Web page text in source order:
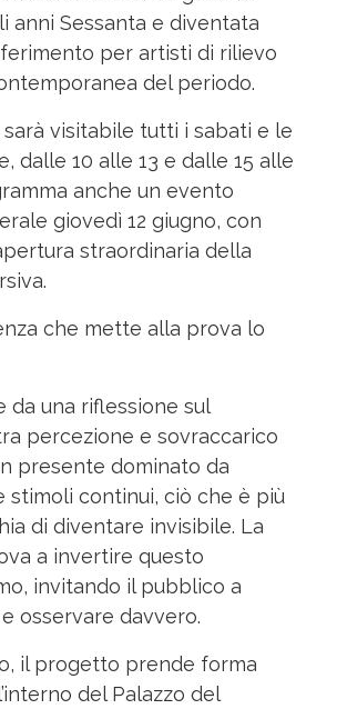
anni Sessanta e diventata
per artisti di rilievo
del periodo.
sarà visitabile tutti i sabati e le
dalle 10 alle 13 e dalle 15 alle
anche un evento
giovedì 12 giugno, con
straordinaria della
che mette alla prova lo
da una riflessione sul
percezione e sovraccarico
presente dominato da
stimoli continui, ciò che è più
di diventare invisibile. La
a invertire questo
invitando il pubblico a
osservare davvero.
il progetto prende forma
del Palazzo del